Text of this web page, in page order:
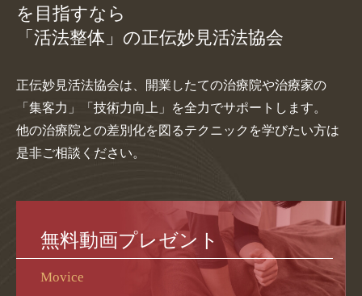
を目指すなら
「活法整体」の正伝妙見活法協会
正伝妙見活法協会は、開業したての治療院や治療家の
「集客力」「技術力向上」を全力でサポートします。
他の治療院との差別化を図るテクニックを学びたい方は
是非ご相談ください。
無料動画プレゼント
Movice